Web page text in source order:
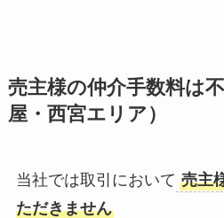
売主様の仲介手数料は
屋・西宮エリア）
当社では取引において 売主
ただきません